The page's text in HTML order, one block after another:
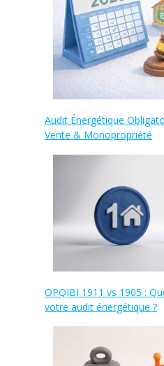
Audit Énergétique
Vente & Monopropriété
OPQIBI 1911 vs 1905 :
votre audit énergétique ?